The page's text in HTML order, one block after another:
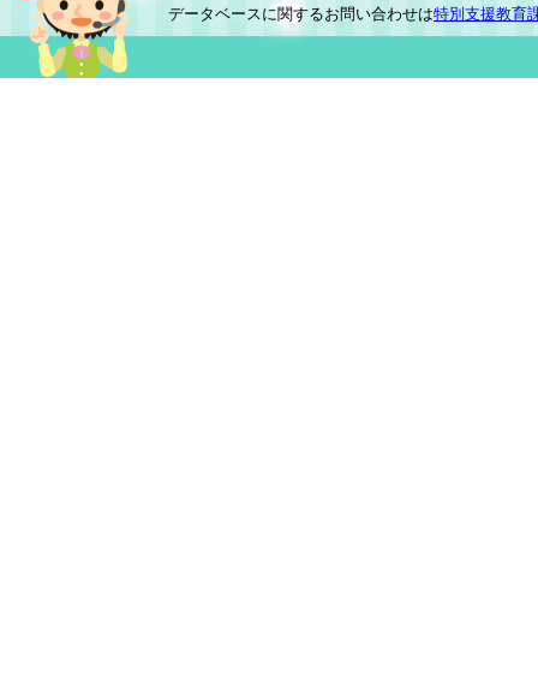
データベースに関するお問い合わせは特別支援教育